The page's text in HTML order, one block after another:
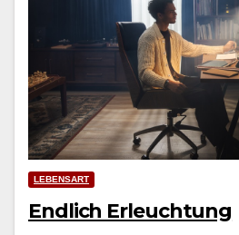
LEBENSART
Endlich Erleuchtung